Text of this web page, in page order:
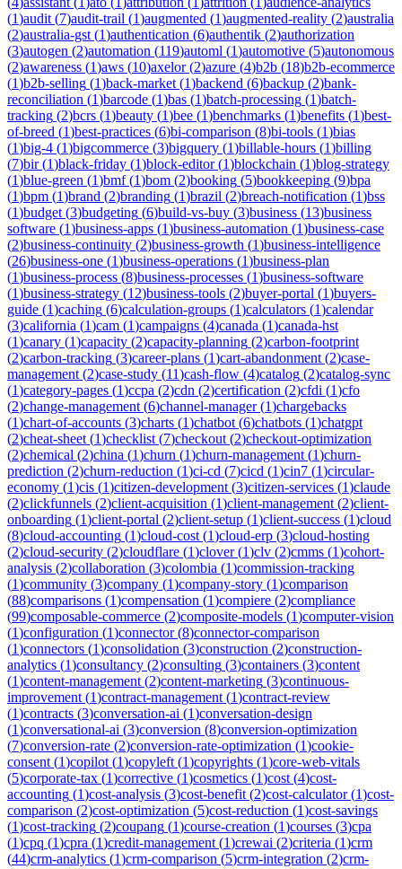
(1)audit (7)audit-trail (1)augmented (1)augmented-reality (2)australia
(2)australia-gst (1)authentication (6)authentik (2)authorization
(3)autogen (2)automation (119)automl (1)automotive (5)autonomous
(2)awareness (1)aws (10)axelor(2)azure (4)b2b (18)b2b-ecommerce
(1)b2b-selling (1)back-market (1)backend (6)backup (2)bank-
reconciliation (1)barcode (1)bas (1)batch-processing (1)batch-
tracking (2)bcrs (1)beauty (1)bee (1)benchmarks (1)benefits (1)best-
of-breed (1)best-practices (6)bi-comparison (8)bi-tools (1)bias
(1)big-4 (1)bigcommerce (3)bigquery (1)billable-hours (1)billing
(7)bir(1)black-friday (1)block-editor(1)blockchain (1)blog-strategy
(1)blue-green (1)bmf(1)bom (2)booking (5)bookkeeping (9)bpa
(1)bpm (1)brand (2)branding (1)brazil (2)breach-notification (1)bss
(1)budget (3)budgeting (6)build-vs-buy (3)business (13)business
software (1)business-apps (1)business-automation (1)business-case
(2)business-continuity (2)business-growth (1)business-intelligence
(26)business-one (1)business-operations (1)business-plan
(1)business-process (8)business-processes (1)business-software
(1)business-strategy (12)business-tools (2)buyer-portal (1)buyers-
guide (1)caching (6)calculation-groups (1)calculators (1)calendar
(3)california (1)cam (1)campaigns (4)canada (1)canada-hst
(1)canary (1)capacity (2)capacity-planning (2)carbon-footprint
(2)carbon-tracking (3)career-plans (1)cart-abandonment (2)case-
management (2)case-study (11)cash-flow (4)catalog (2)catalog-sync
(1)category-pages (1)ccpa (2)cdn (2)certification (2)cfdi (1)cfo
(2)change-management (6)channel-manager(1)chargebacks
(1)chart-of-accounts (3)charts (1)chatbot (6)chatbots (1)chatgpt
(2)cheat-sheet (1)checklist (7)checkout (2)checkout-optimization
(2)chemical (2)china (1)churn (1)churn-management (1)churn-
prediction (2)churn-reduction (1)ci-cd (7)cicd (1)cin7 (1)circular-
economy (1)cis (1)citizen-development (3)citizen-services (1)claude
(2)clickfunnels (2)client-acquisition (1)client-management (2)client-
onboarding (1)client-portal (2)client-setup (1)client-success (1)cloud
(8)cloud-accounting (1)cloud-cost (1)cloud-erp (3)cloud-hosting
(2)cloud-security (2)cloudflare (1)clover(1)clv (2)cmms (1)cohort-
analysis (2)collaboration (3)colombia (1)commission-tracking
(1)community (3)company (1)company-story (1)comparison
(88)comparisons (1)compensation (1)compiere (2)compliance
(99)composable-commerce (2)composite-models (1)computer-vision
(1)configuration (1)connector(8)connector-comparison
(1)connectors (1)consolidation (3)construction (2)construction-
analytics (1)consultancy (2)consulting (3)containers (3)content
(1)content-management (2)content-marketing (3)continuous-
improvement (1)contract-management (1)contract-review
(1)contracts (3)conversation-ai (1)conversation-design
(1)conversational-ai (3)conversion (8)conversion-optimization
(7)conversion-rate (2)conversion-rate-optimization (1)cookie-
consent (1)copilot (1)copyleft (1)copyrights (1)core-web-vitals
(5)corporate-tax (1)corrective (1)cosmetics (1)cost (4)cost-
accounting (1)cost-analysis (3)cost-benefit (2)cost-calculator(1)cost-
comparison (2)cost-optimization (5)cost-reduction (1)cost-savings
(1)cost-tracking (2)coupang (1)course-creation (1)courses (3)cpa
(1)cpq (1)cpra (1)credit-management (1)crewai (2)criteria (1)crm
(44)crm-analytics (1)crm-comparison (5)crm-integration (2)crm-